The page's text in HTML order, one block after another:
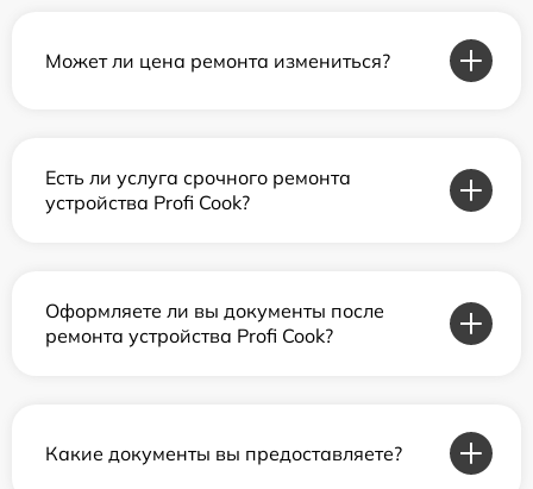
Может ли цена ремонта измениться?
Есть ли услуга срочного ремонта
устройства Profi Cook?
Оформляете ли вы документы после
ремонта устройства Profi Cook?
Какие документы вы предоставляете?